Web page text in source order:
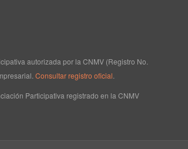
autorizada por la CNMV (Registro No.
Consultar registro oficial
Participativa registrado en la CNMV